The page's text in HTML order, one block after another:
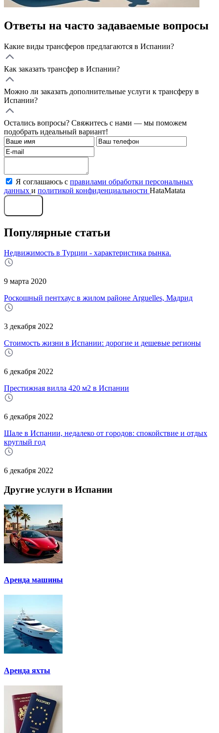
Ответы на часто задаваемые вопросы
Какие виды трансферов предлагаются в Испании?
Как заказать трансфер в Испании?
Можно ли заказать дополнительные услуги к трансферу в
Испании?
Остались вопросы? Свяжитесь с нами — мы поможем
подобрать идеальный вариант!
Я соглашаюсь с правилами обработки персональных
данных и политикой конфиденциальности HataMatata
Популярные статьи
Недвижимость в Турции - характеристика рынка.
9 марта 2020
Роскошный пентхаус в жилом районе Arguelles, Мадрид
3 декабря 2022
Стоимость жизни в Испании: дорогие и дешевые регионы
6 декабря 2022
Престижная вилла 420 м2 в Испании
6 декабря 2022
Шале в Испании, недалеко от городов: спокойствие и отдых
круглый год
6 декабря 2022
Другие услуги в Испании
Аренда машины
Аренда яхты